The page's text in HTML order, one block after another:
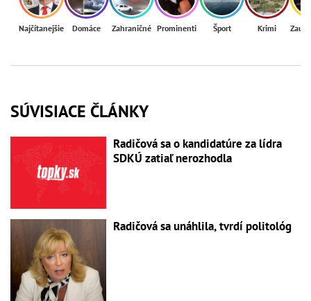
Najčítanejšie Domáce Zahraničné Prominenti Šport Krimi
SÚVISIACE ČLÁNKY
Radičová sa o kandidatúre za lídra
SDKÚ zatiaľ nerozhodla
Radičová sa unáhlila, tvrdí politológ